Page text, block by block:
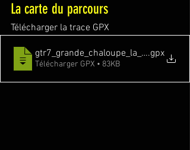
La carte du parcours
Télécharger la trace GPX
gtr7_grande_chaloupe_la_redoute-
.gpx
Télécharger GPX • 83KB